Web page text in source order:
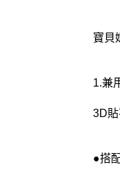
寶貝
1.兼
3D
●搭